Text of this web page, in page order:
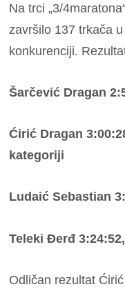
Na trci „3/
završilo 137 trkača
konkurenciji.
Šarčević Dragan
Ćirić Dragan
kategoriji
Ludaić Sebastian
Teleki Đerđ
Odličan rezultat